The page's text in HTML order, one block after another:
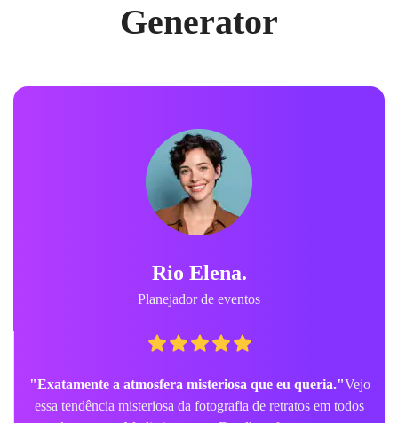
Generator
Rio Elena.
Planejador de eventos
"Exatamente a atmosfera misteriosa que eu queria."Vejo
essa tendência misteriosa da fotografia de retratos em todos